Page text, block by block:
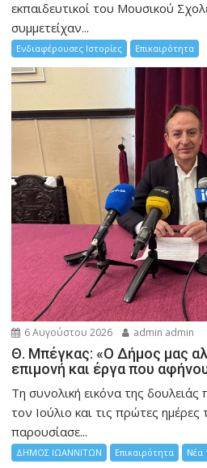
εκπαιδευτικοί του Μουσικού
συμμετείχαν...
Ενδιαφέρουσες Ιστορίες Επικαιρότητα
6 Αυγούστου 2026 admin admin
Θ. Μπέγκας: «Ο Δήμος μας
επιμονή και έργα που
Τη συνολική εικόνα της
τον Ιούλιο και τις πρώτες
παρουσίασε...
ΔΗΜΟΣ ΙΩΑΝΝΙΤΩΝ Επικαιρότητα Νέα